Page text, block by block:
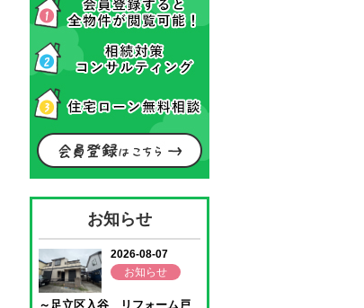
お知らせ